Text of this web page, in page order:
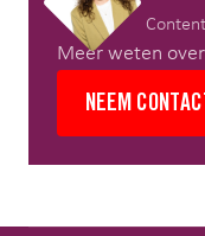
Meer weten
NEEM